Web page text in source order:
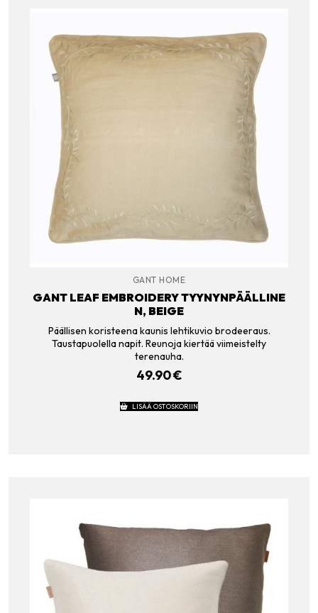
GANT HOME
GANT LEAF EMBROIDERY TYYNYNPÄÄLLINE
N, BEIGE
Päällisen koristeena kaunis lehtikuvio brodeeraus.
Taustapuolella napit. Reunoja kiertää viimeistelty
terenauha.
49.90€
LISÄÄ OSTOSKORIIN